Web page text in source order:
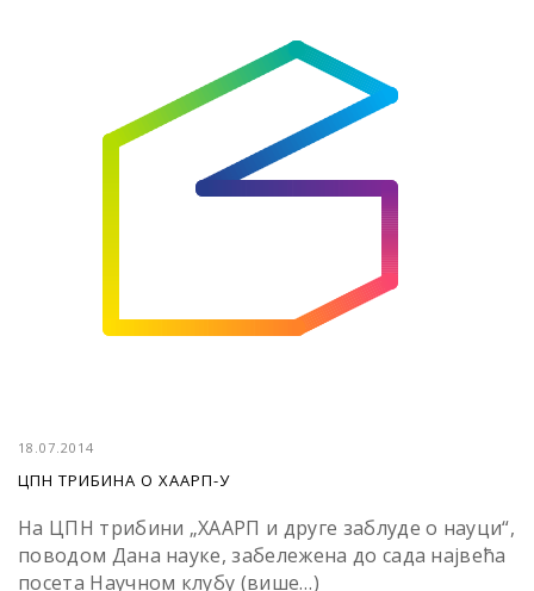
18.07.2014
ЦПН ТРИБИНА О ХААРП-У
На ЦПН трибини „ХААРП и друге заблуде о науци“,
поводом Дана науке, забележена до сада највећа
посета Научном клубу (више…)